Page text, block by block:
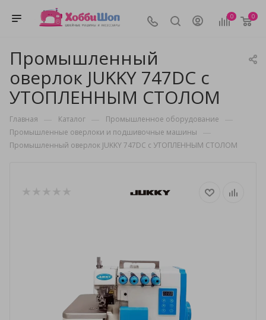
0 0
Промышленный
оверлок JUKKY 747DС с
УТОПЛЕННЫМ СТОЛОМ
Главная — Каталог — Промышленное оборудование —
Промышленные оверлоки и подшивочные машины —
Промышленный оверлок JUKKY 747DС с УТОПЛЕННЫМ СТОЛОМ